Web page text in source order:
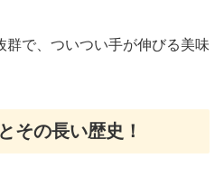
群で、ついつい手が伸びる美味
その長い歴史！